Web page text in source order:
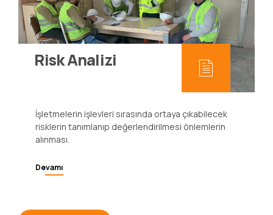
İşletmelerin işlevleri sırasında ortaya çıkabilecek
risklerin tanımlanıp değerlendirilmesi önlemlerin